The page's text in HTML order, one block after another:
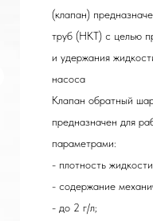
(клапан)
труб (НКТ) с целью
и удержания
насоса
Клапан обратный
предназначен для
параметрами:
- плотность
- содержание
- до 2 г/л;